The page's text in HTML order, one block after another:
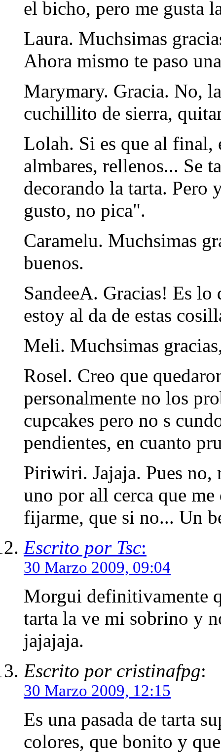
el bicho, pero me gusta
Laura. Muchsimas
Ahora mismo te paso
Marymary. Gracia. No,
cuchillito de sierra,
Lolah. Si es que al final,
almbares, rellenos... Se
decorando la tarta. Pero
gusto, no pica".
Caramelu. Muchsimas
buenos.
SandeeA. Gracias! Es
estoy al da de estas
Meli. Muchsimas
Rosel. Creo que
personalmente no los
cupcakes pero no s
pendientes, en cuanto
Piriwiri. Jajaja. Pues no,
uno por all cerca que
fijarme, que si no... Un
Escrito por Tsc:
30 Marzo 2009, 09:04
Morgui definitivamente
tarta la ve mi sobrino y
jajajaja.
Escrito por cristinafpg:
30 Marzo 2009, 12:15
Es una pasada de tarta
colores, que bonito y